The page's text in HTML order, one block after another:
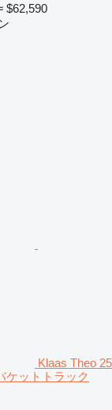
$62,590
Klaas Theo
ケットトラック